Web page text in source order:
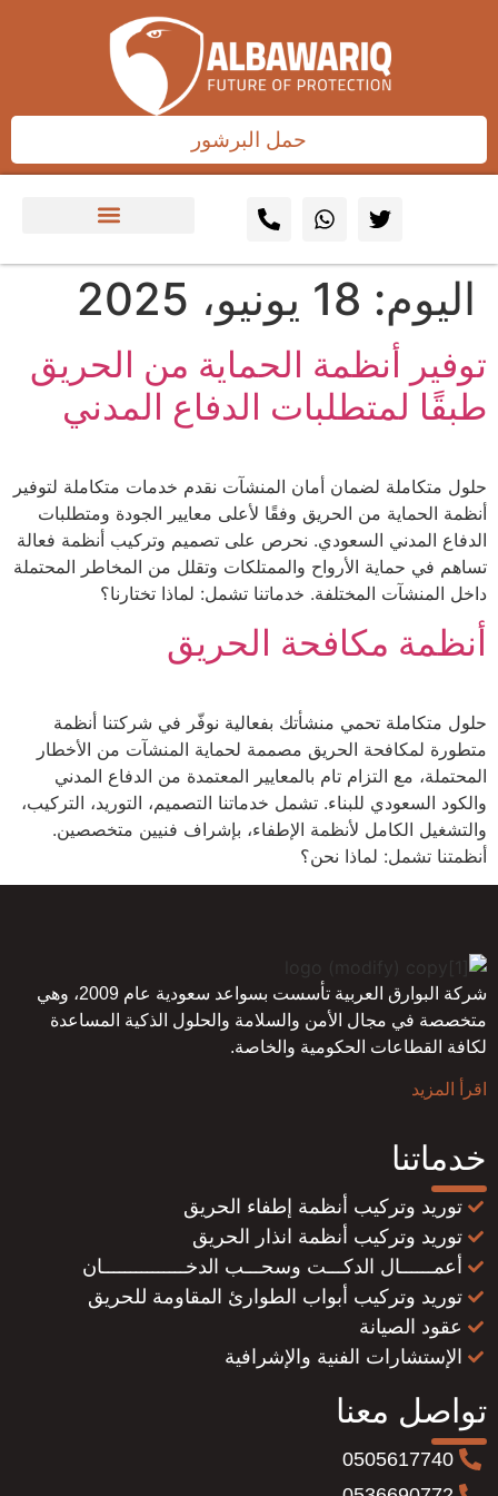
حمل البرشور
اليوم: 18 يونيو، 2025
توفير أنظمة الحماية من الحريق
طبقًا لمتطلبات الدفاع المدني
حلول متكاملة لضمان أمان المنشآت نقدم خدمات متكاملة لتوفير
أنظمة الحماية من الحريق وفقًا لأعلى معايير الجودة ومتطلبات
الدفاع المدني السعودي. نحرص على تصميم وتركيب أنظمة فعالة
تساهم في حماية الأرواح والممتلكات وتقلل من المخاطر المحتملة
داخل المنشآت المختلفة. خدماتنا تشمل: لماذا تختارنا؟
أنظمة مكافحة الحريق
حلول متكاملة تحمي منشأتك بفعالية نوفّر في شركتنا أنظمة
متطورة لمكافحة الحريق مصممة لحماية المنشآت من الأخطار
المحتملة، مع التزام تام بالمعايير المعتمدة من الدفاع المدني
والكود السعودي للبناء. تشمل خدماتنا التصميم، التوريد، التركيب،
والتشغيل الكامل لأنظمة الإطفاء، بإشراف فنيين متخصصين.
أنظمتنا تشمل: لماذا نحن؟
شركة البوارق العربية تأسست بسواعد سعودية عام 2009، وهي
متخصصة في مجال الأمن والسلامة والحلول الذكية المساعدة
لكافة القطاعات الحكومية والخاصة.
اقرأ المزيد
خدماتنا
توريد وتركيب أنظمة إطفاء الحريق
توريد وتركيب أنظمة انذار الحريق
أعمــــــال الدكـــت وسحـــب الدخـــــــــــــــان
توريد وتركيب أبواب الطوارئ المقاومة للحريق
عقود الصيانة
الإستشارات الفنية والإشرافية
تواصل معنا
0505617740